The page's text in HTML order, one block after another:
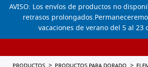
AVISO: Los envíos de productos no
retrasos
vacaciones de verano del 5 al 23